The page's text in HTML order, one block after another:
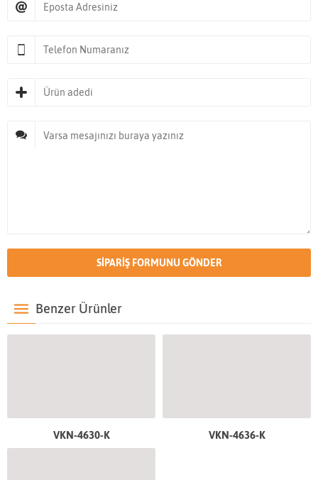
Benzer Ürünler
VKN-4630-K VKN-4636-K